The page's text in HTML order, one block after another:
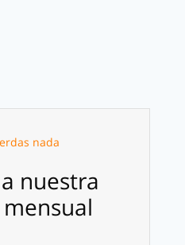
nada
nuestra